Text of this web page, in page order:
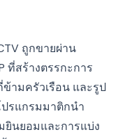
ถูกขายผ่าน
ที่สร้างตรรกะการ
ามครัวเรือน และรูป
ปรแกรมมาติกนำ
ยินยอมและการแบ่ง